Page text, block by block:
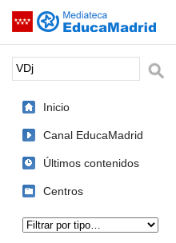
Saltar navegación
Palabra o frase:
Inicio
Canal EducaMadrid
Últimos contenidos
Centros